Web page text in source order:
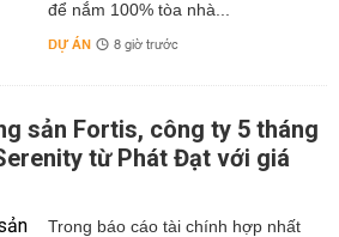
để nắm 100% tòa nhà...
DỰ ÁN 8 giờ trước
sản Fortis, công ty 5 tháng
từ Phát Đạt với giá
Trong báo cáo tài chính hợp nhất